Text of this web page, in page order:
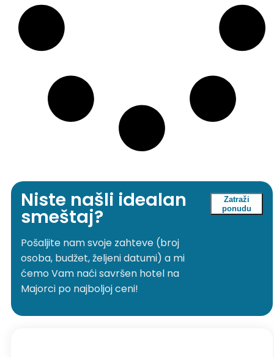
Niste našli idealan
smeštaj?
Pošaljite nam svoje zahteve (broj
osoba, budžet, željeni datumi) a mi
ćemo Vam naći savršen hotel na
Majorci po najboljoj ceni!
Zatraži
ponudu